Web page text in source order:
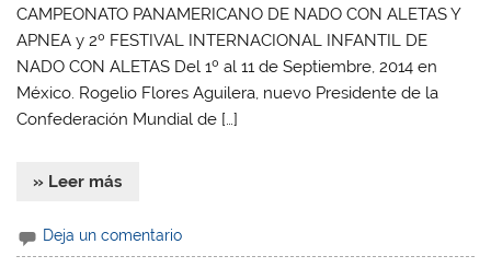
CAMPEONATO PANAMERICANO DE NADO CON ALETAS Y
APNEA y 2º FESTIVAL INTERNACIONAL INFANTIL DE
NADO CON ALETAS Del 1º al 11 de Septiembre, 2014 en
México. Rogelio Flores Aguilera, nuevo Presidente de la
Confederación Mundial de […]
» Leer más
Deja un comentario